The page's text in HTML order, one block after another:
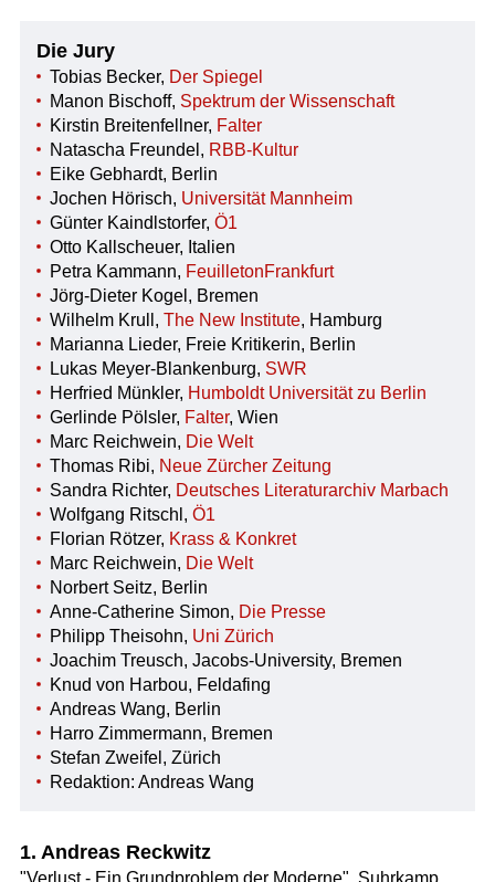
Die Jury
Tobias Becker, Der Spiegel
Manon Bischoff, Spektrum der Wissenschaft
Kirstin Breitenfellner, Falter
Natascha Freundel, RBB-Kultur
Eike Gebhardt, Berlin
Jochen Hörisch, Universität Mannheim
Günter Kaindlstorfer, Ö1
Otto Kallscheuer, Italien
Petra Kammann, FeuilletonFrankfurt
Jörg-Dieter Kogel, Bremen
Wilhelm Krull, The New Institute, Hamburg
Marianna Lieder, Freie Kritikerin, Berlin
Lukas Meyer-Blankenburg, SWR
Herfried Münkler, Humboldt Universität zu Berlin
Gerlinde Pölsler, Falter, Wien
Marc Reichwein, Die Welt
Thomas Ribi, Neue Zürcher Zeitung
Sandra Richter, Deutsches Literaturarchiv Marbach
Wolfgang Ritschl, Ö1
Florian Rötzer, Krass & Konkret
Marc Reichwein, Die Welt
Norbert Seitz, Berlin
Anne-Catherine Simon, Die Presse
Philipp Theisohn, Uni Zürich
Joachim Treusch, Jacobs-University, Bremen
Knud von Harbou, Feldafing
Andreas Wang, Berlin
Harro Zimmermann, Bremen
Stefan Zweifel, Zürich
Redaktion: Andreas Wang
1. Andreas Reckwitz
"Verlust - Ein Grundproblem der Moderne", Suhrkamp